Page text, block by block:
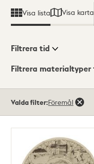
Visa lista Visa karta
Visningsläge
Filtrera tid
Filtrera materialtyper
träffar
Valda filter:Föremål